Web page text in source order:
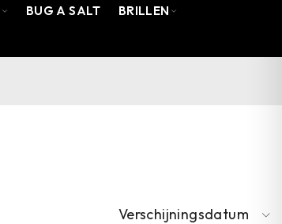
BUG A SALT BRILLEN
Verschijningsdatum